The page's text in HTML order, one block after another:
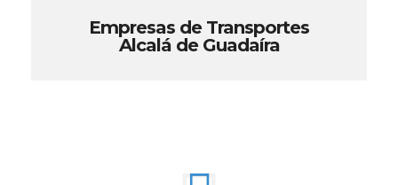
Empresas de Transportes
Alcalá de Guadaíra